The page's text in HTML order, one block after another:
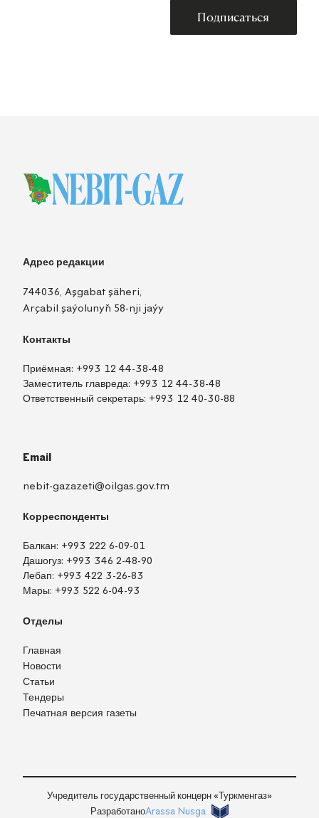
Подписаться
Адрес редакции
744036, Aşgabat şäheri,
Arçabil şaýolunyň 58-nji jaýy
Контакты
Приёмная: +993 12 44-38-48
Заместитель главреда: +993 12 44-38-48
Ответственный секретарь: +993 12 40-30-88
Email
nebit-gazazeti@oilgas.gov.tm
Корреспонденты
Балкан: +993 222 6-09-01
Дашогуз: +993 346 2-48-90
Лебап: +993 422 3-26-83
Мары: +993 522 6-04-93
Отделы
Главная
Новости
Статьи
Тендеры
Печатная версия газеты
Учредитель государственный концерн «Туркменгаз»
РазработаноArassa Nusga